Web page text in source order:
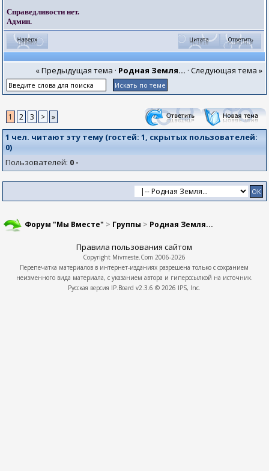
Справедливости нет.
Админ.
« Предыдущая тема · Родная Земля... · Следующая тема »
1 2 3 > »
1 чел. читают эту тему (гостей:1, скрытых пользователей:
0)
Пользователей: 0 -
Форум "Мы Вместе" > Группы > Родная Земля...
Правила пользования сайтом
Copyright Mivmeste.Com 2006-2026
Перепечатка материалов в интернет-изданиях разрешена только с сохранием
неизменного вида материала, с указанием автора и гиперссылкой на источник.
Русская версия IP.Board v2.3.6 © 2026 IPS, Inc.